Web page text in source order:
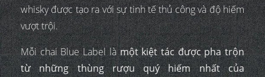
whisky được tạo ra với sự tinh tế thủ công và độ hiếm
vượt trội.
Mỗi chai Blue Label làmột kiệt tác được pha trộn
từ những thùng rượu quý hiếm nhất của